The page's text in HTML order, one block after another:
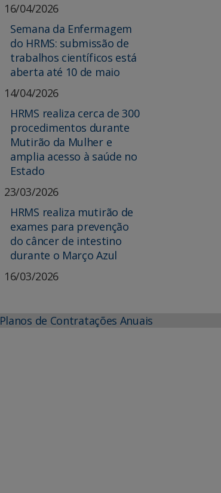
16/04/2026
Semana da Enfermagem
do HRMS: submissão de
trabalhos científicos está
aberta até 10 de maio
14/04/2026
HRMS realiza cerca de 300
procedimentos durante
Mutirão da Mulher e
amplia acesso à saúde no
Estado
23/03/2026
HRMS realiza mutirão de
exames para prevenção
do câncer de intestino
durante o Março Azul
16/03/2026
Planos de Contratações Anuais